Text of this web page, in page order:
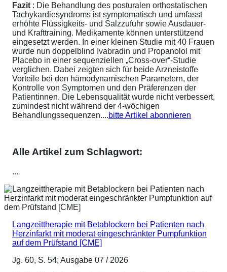
Fazit : Die Behandlung des posturalen orthostatischen
Tachykardiesyndroms ist symptomatisch und umfasst
erhöhte Flüssigkeits- und Salzzufuhr sowie Ausdauer-
und Krafttraining. Medikamente können unterstützend
eingesetzt werden. In einer kleinen Studie mit 40 Frauen
wurde nun doppelblind Ivabradin und Propanolol mit
Placebo in einer sequenziellen „Cross-over“-Studie
verglichen. Dabei zeigten sich für beide Arzneistoffe
Vorteile bei den hämodynamischen Parametern, der
Kontrolle von Symptomen und den Präferenzen der
Patientinnen. Die Lebensqualität wurde nicht verbessert,
zumindest nicht während der 4-wöchigen
Behandlungssequenzen....bitte Artikel abonnieren
Alle Artikel zum Schlagwort:
...
Langzeittherapie mit Betablockern bei Patienten nach
Herzinfarkt mit moderat eingeschränkter Pumpfunktion
auf dem Prüfstand [CME]
Jg. 60, S. 54; Ausgabe 07 / 2026